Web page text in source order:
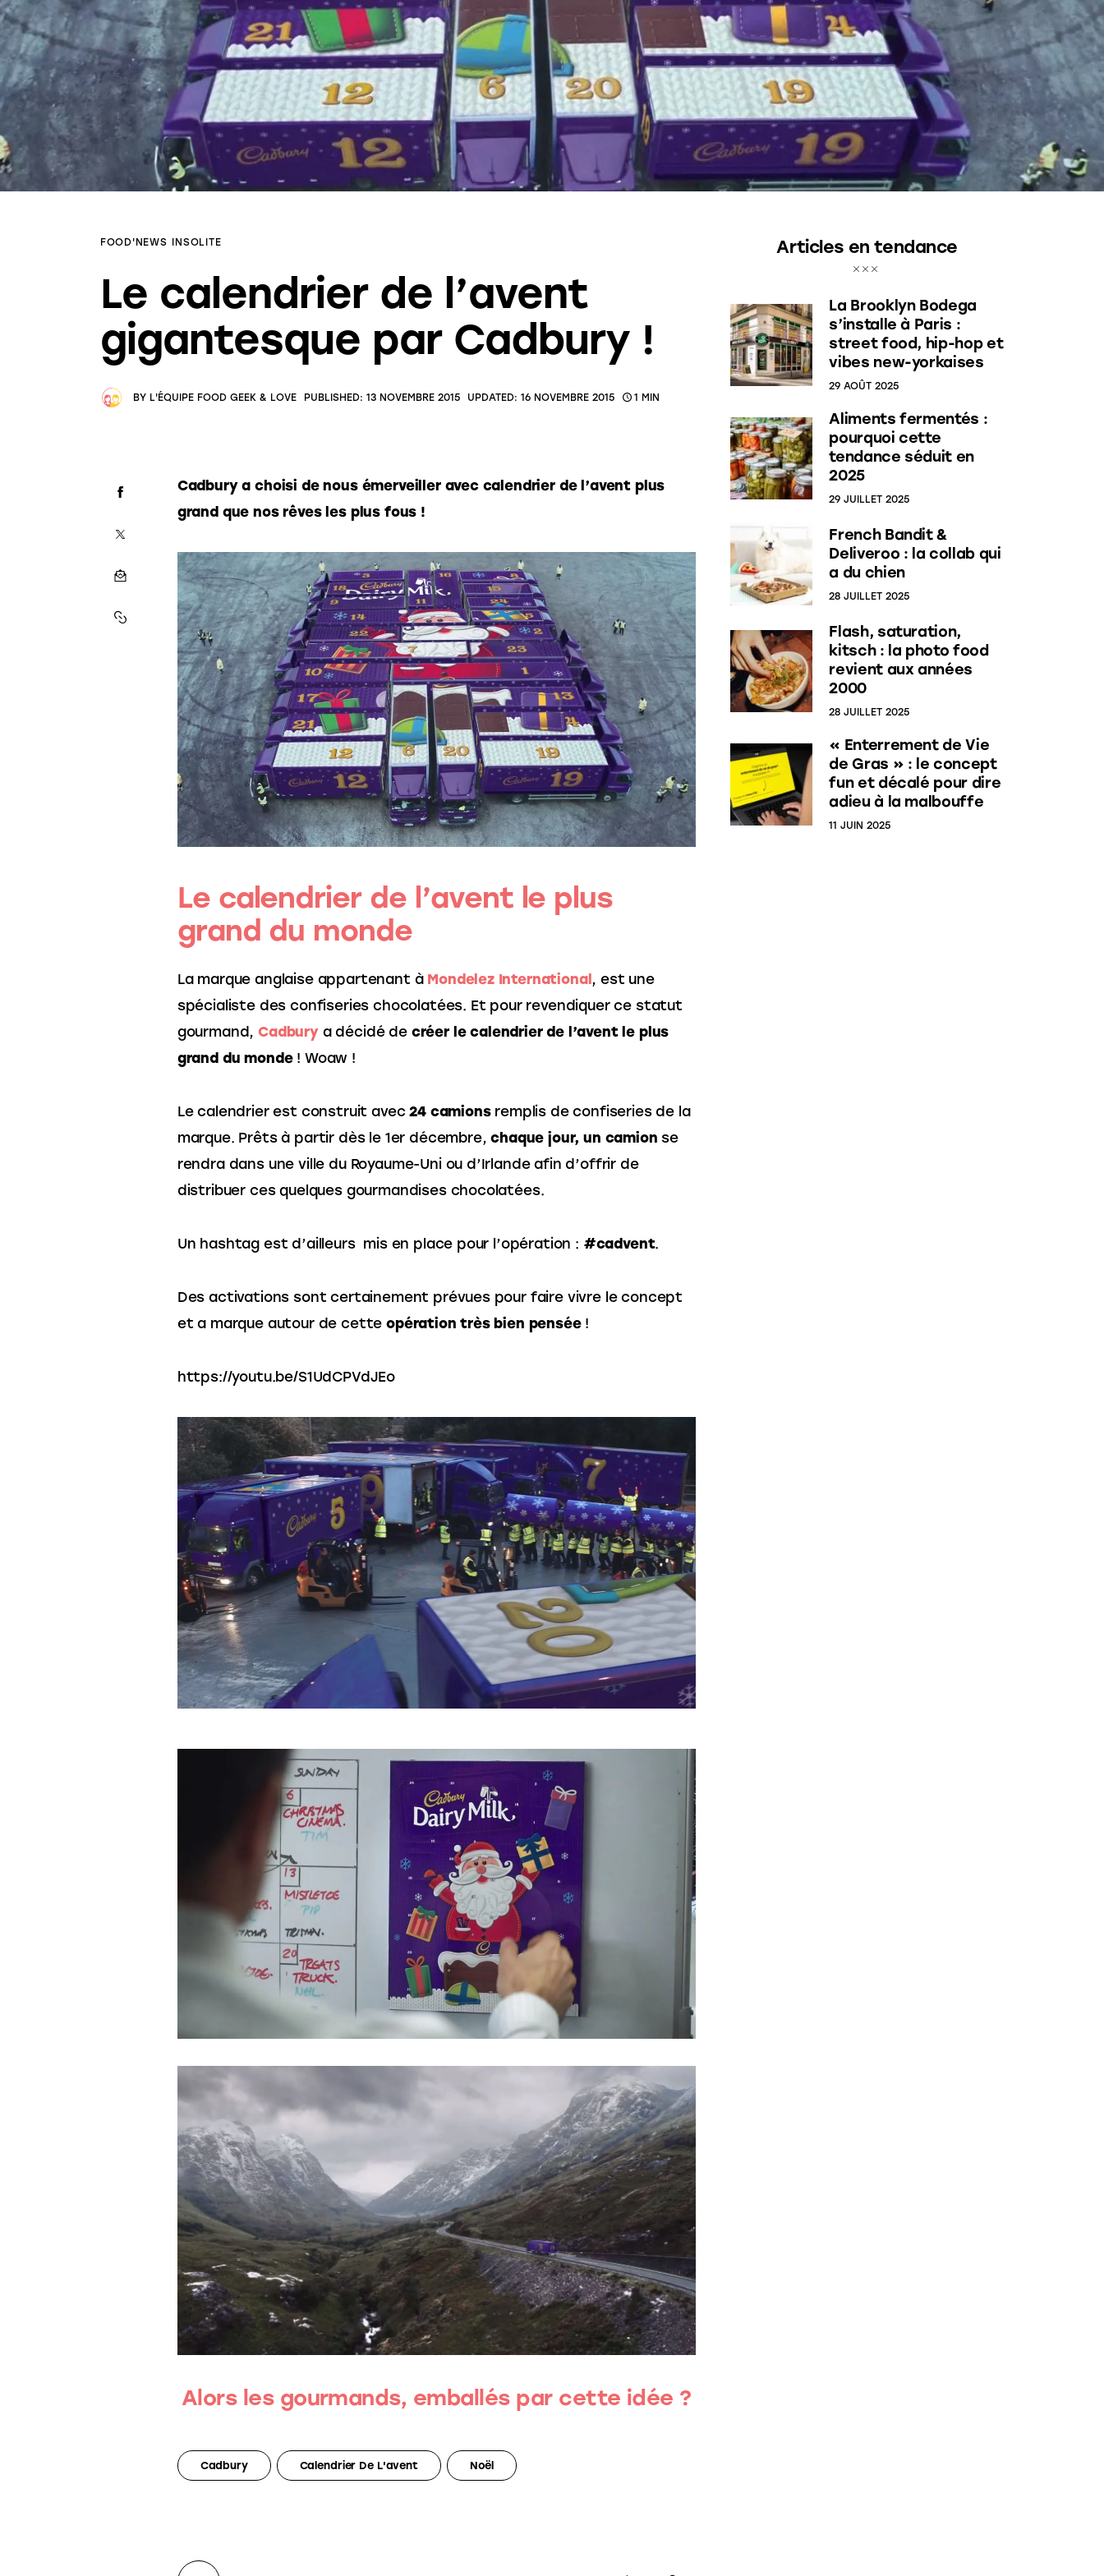
FOOD'NEWS INSOLITE
Le calendrier de l’avent
gigantesque par Cadbury !
BY L'ÉQUIPE FOOD GEEK & LOVE PUBLISHED: 13 NOVEMBRE 2015 UPDATED: 16 NOVEMBRE 2015 1 MIN
Cadbury a choisi de nous émerveiller avec calendrier de l’avent plus
grand que nos rêves les plus fous !
Le calendrier de l’avent le plus
grand du monde
La marque anglaise appartenant à Mondelez International, est une
spécialiste des confiseries chocolatées. Et pour revendiquer ce statut
gourmand, Cadbury a décidé de créer le calendrier de l’avent le plus
grand du monde ! Woaw !
Le calendrier est construit avec 24 camions remplis de confiseries de la
marque. Prêts à partir dès le 1er décembre, chaque jour, un camion se
rendra dans une ville du Royaume-Uni ou d’Irlande afin d’offrir de
distribuer ces quelques gourmandises chocolatées.
Un hashtag est d’ailleurs  mis en place pour l’opération : #cadvent.
Des activations sont certainement prévues pour faire vivre le concept
et a marque autour de cette opération très bien pensée !
https://youtu.be/S1UdCPVdJEo
Alors les gourmands, emballés par cette idée ?
Cadbury Calendrier De L'avent Noël
Articles en tendance
La Brooklyn Bodega
s’installe à Paris :
street food, hip-hop et
vibes new-yorkaises
29 AOÛT 2025
Aliments fermentés :
pourquoi cette
tendance séduit en
2025
29 JUILLET 2025
French Bandit &
Deliveroo : la collab qui
a du chien
28 JUILLET 2025
Flash, saturation,
kitsch : la photo food
revient aux années
2000
28 JUILLET 2025
« Enterrement de Vie
de Gras » : le concept
fun et décalé pour dire
adieu à la malbouffe
11 JUIN 2025